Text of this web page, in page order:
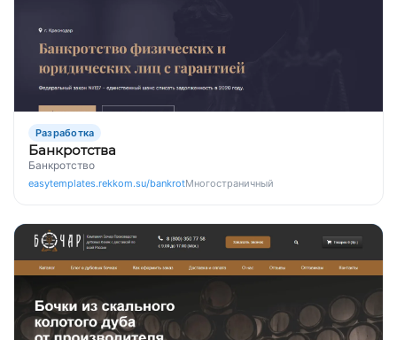
Разработка
Банкротства
Банкротство
easytemplates.rekkom.su/bankrotМногостраничный